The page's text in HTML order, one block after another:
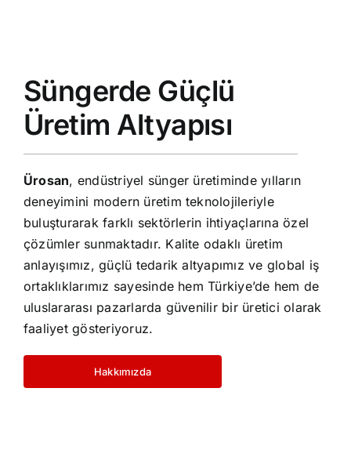
İletişim
Süngerde Güçlü
Üretim Altyapısı
Ürosan, endüstriyel sünger üretiminde yılların
deneyimini modern üretim teknolojileriyle
buluşturarak farklı sektörlerin ihtiyaçlarına özel
çözümler sunmaktadır. Kalite odaklı üretim
anlayışımız, güçlü tedarik altyapımız ve global iş
ortaklıklarımız sayesinde hem Türkiye’de hem de
uluslararası pazarlarda güvenilir bir üretici olarak
faaliyet gösteriyoruz.
Hakkımızda